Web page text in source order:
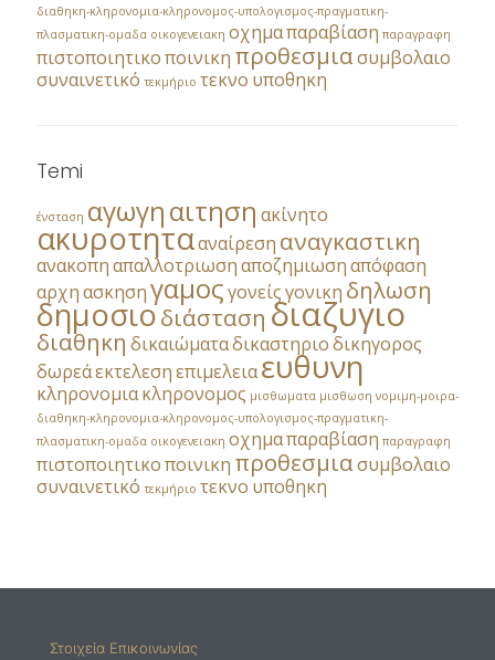
διαθηκη-κληρονομια-κληρονομος-υπολογισμος-πραγματικη-
πλασματικη-ομαδα οικογενειακη οχημαπαραβίαση παραγραφη
πιστοποιητικοποινικη προθεσμιασυμβολαιο
συναινετικό τεκμήριο τεκνο υποθηκη
Temi
ένσταση αγωγηαιτηση ακίνητο
ακυροτητααναίρεση αναγκαστικη
ανακοπηαπαλλοτριωσηαποζημιωσηαπόφαση
αρχηασκησηγαμοςγονείςγονικη δηλωση
δημοσιοδιάσταση διαζυγιο
διαθηκη δικαιώματαδικαστηριοδικηγορος
δωρεάεκτελεσηεπιμελειαευθυνη
κληρονομιακληρονομος μισθωματα μισθωση νομιμη-μοιρα-
διαθηκη-κληρονομια-κληρονομος-υπολογισμος-πραγματικη-
πλασματικη-ομαδα οικογενειακη οχημαπαραβίαση παραγραφη
πιστοποιητικοποινικη προθεσμιασυμβολαιο
συναινετικό τεκμήριο τεκνο υποθηκη
Στοιχεία Επικοινωνίας